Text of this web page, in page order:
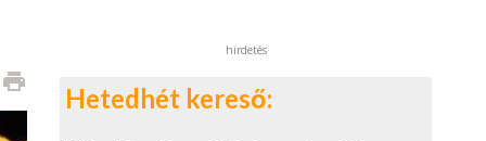
print
hirdetés
Hetedhét kereső: